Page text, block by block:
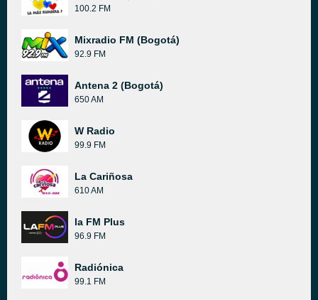
100.2 FM
Mixradio FM (Bogotá)
92.9 FM
Antena 2 (Bogotá)
650 AM
W Radio
99.9 FM
La Cariñosa
610 AM
la FM Plus
96.9 FM
Radiónica
99.1 FM